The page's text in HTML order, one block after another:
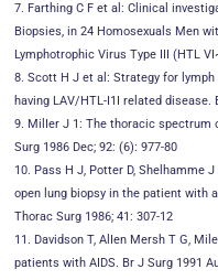
7. Farthing C F et al: Clinical
Biopsies, in 24 Homosexuals Men
Lymphotrophic Virus Type III (HTL
8. Scott H J et al: Strategy for
having LAV/HTL-I1I related disease.
9. MilIer J 1: The thoracic spectrum
Surg 1986 Dec; 92: (6): 977-80
10. Pass H J, Potter D, Shelhamme
open lung biopsy in the patient with
Thorac Surg 1986; 41: 307-12
11. Davidson T, AlIen Mersh T G,
patients with AIDS. Br J Surg 1991